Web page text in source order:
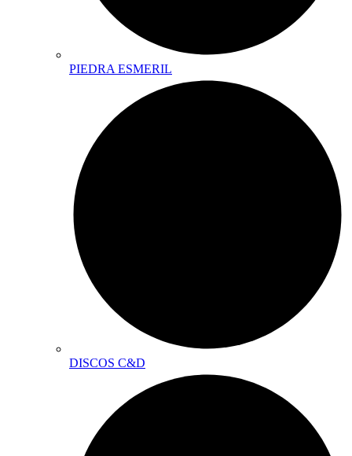
PIEDRA ESMERIL
DISCOS C&D